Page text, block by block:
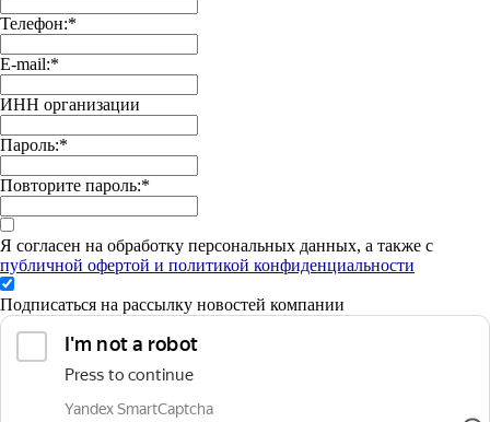
Телефон:*
E-mail:*
ИНН организации
Пароль:*
Повторите пароль:*
Я согласен на обработку персональных данных, а также с
публичной офертой и политикой конфиденциальности
Подписаться на рассылку новостей компании